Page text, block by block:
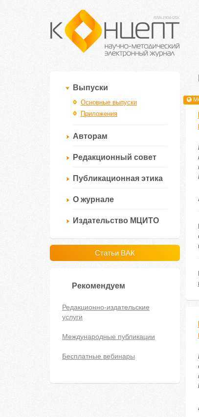
Выпуски
Основные выпуски
Приложения
Авторам
Редакционный совет
Публикационная этика
О журнале
Издательство МЦИТО
Статьи ВАК
Рекомендуем
Редакционно-издательские
услуги
Международные публикации
Бесплатные вебинары